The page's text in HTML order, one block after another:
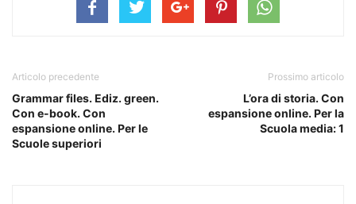
Articolo precedente
Grammar files. Ediz. green.
Con e-book. Con
espansione online. Per le
Scuole superiori
Prossimo articolo
L’ora di storia. Con
espansione online. Per la
Scuola media: 1